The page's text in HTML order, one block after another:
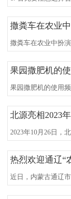
撒粪车在农业
撒粪车在农业中扮
果园撒肥机的
果园撒肥机的使用
北源亮相2023
2023年10月26日，
热烈欢迎通辽“
近日，内蒙古通辽